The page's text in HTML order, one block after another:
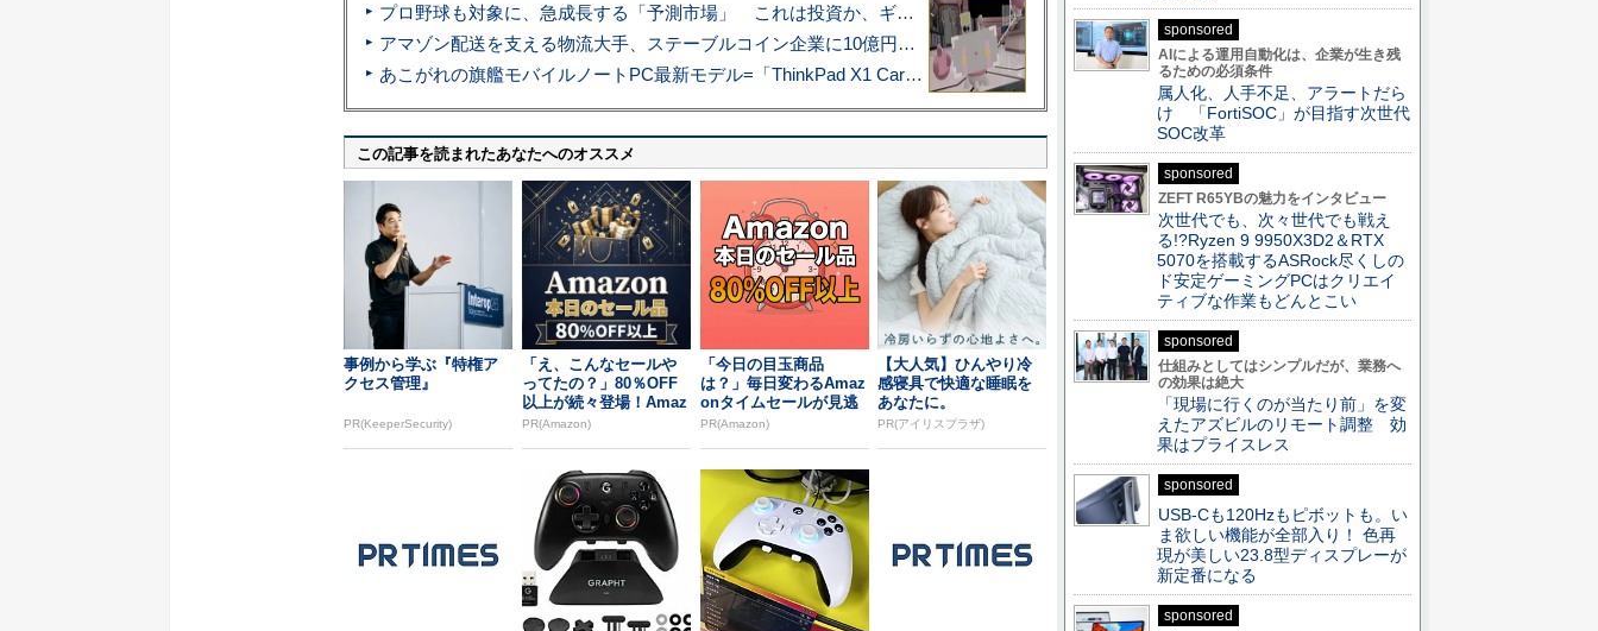
プロ野球も対象に、急成長する「予測市場」 これは投資か、ギャンブルか
アマゾン配送を支える物流大手、ステーブルコイン企業に10億円投資のワケ
あこがれの旗艦モバイルノートPC最新モデル=「ThinkPad X1 Carbon Gen 14 Aura Edition」実機レビュー
この記事を読まれたあなたへのオススメ
事例から学ぶ『特権ア
クセス管理』
PR(KeeperSecurity)
「え、こんなセールや
ってたの？」80％OFF
以上が続々登場！Amaz
onの本気が...
PR(Amazon)
「今日の目玉商品
は？」毎日変わるAmaz
onタイムセールが見逃
せない
PR(Amazon)
【大人気】ひんやり冷
感寝具で快適な睡眠を
あなたに。
PR(アイリスプラザ)
sponsored
AIによる運用自動化は、企業が生き残
るための必須条件
属人化、人手不足、アラートだら
け 「FortiSOC」が目指す次世代
SOC改革
sponsored
ZEFT R65YBの魅力をインタビュー
次世代でも、次々世代でも戦え
る!?Ryzen 9 9950X3D2＆RTX
5070を搭載するASRock尽くしの
ド安定ゲーミングPCはクリエイ
ティブな作業もどんとこい
sponsored
仕組みとしてはシンプルだが、業務へ
の効果は絶大
「現場に行くのが当たり前」を変
えたアズビルのリモート調整 効
果はプライスレス
sponsored
USB-Cも120Hzもピボットも。い
ま欲しい機能が全部入り！ 色再
現が美しい23.8型ディスプレーが
新定番になる
sponsored